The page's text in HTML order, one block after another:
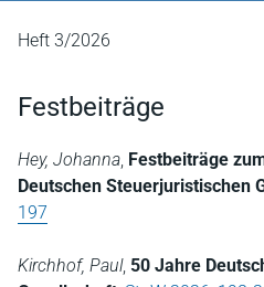
Heft 3/2026
Festbeiträge
Hey, Johanna, Festbeiträge
Deutschen Steuerjuristischen
197
Kirchhof, Paul, 50 Jahre